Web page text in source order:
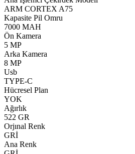
ARM CORTEX A75
Kapasite Pil Omru
7000 MAH
Ön Kamera
5 MP
Arka Kamera
8 MP
Usb
TYPE-C
Hücresel Plan
YOK
Ağırlık
522 GR
Orjınal Renk
GRİ
Ana Renk